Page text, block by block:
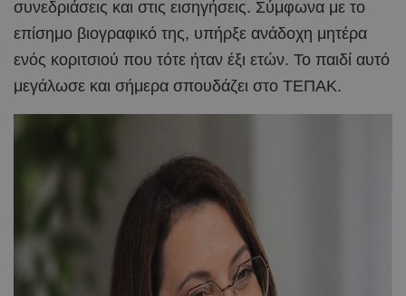
συνεδριάσεις και στις εισηγήσεις. Σύμφωνα με το
επίσημο βιογραφικό της, υπήρξε ανάδοχη μητέρα
ενός κοριτσιού που τότε ήταν έξι ετών. Το παιδί αυτό
μεγάλωσε και σήμερα σπουδάζει στο ΤΕΠΑΚ.